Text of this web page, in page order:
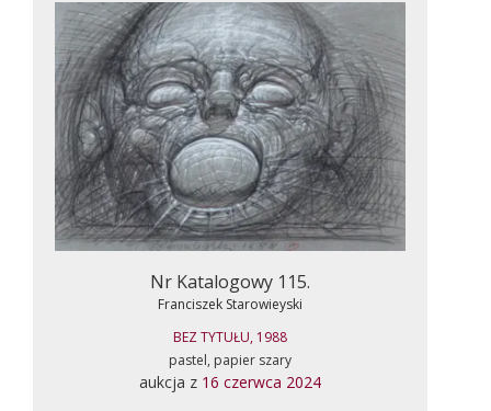
Nr Katalogowy 115.
Franciszek Starowieyski
BEZ TYTUŁU, 1988
pastel, papier szary
aukcja z 16 czerwca 2024